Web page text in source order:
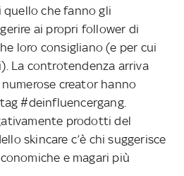
che fanno gli
ai propri follower di
loro consigliano (e per cui
La controtendenza arriva
creator hanno
#deinfluencergang.
prodotti del
skincare c’è chi suggerisce
e magari più